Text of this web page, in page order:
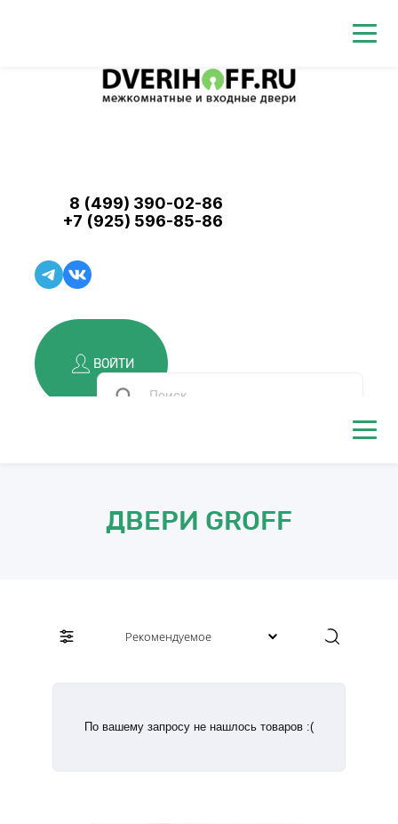
8 (499) 390-02-86
+7 (925) 596-85-86
ВОЙТИ
ДВЕРИ GROFF
По вашему запросу не нашлось товаров :(